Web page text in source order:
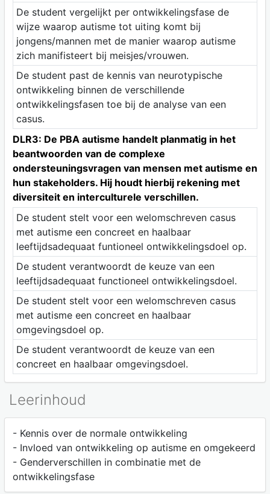
De student vergelijkt per ontwikkelingsfase de
wijze waarop autisme tot uiting komt bij
jongens/mannen met de manier waarop autisme
zich manifisteert bij meisjes/vrouwen.
De student past de kennis van neurotypische
ontwikkeling binnen de verschillende
ontwikkelingsfasen toe bij de analyse van een
casus.
DLR3: De PBA autisme handelt planmatig in het
beantwoorden van de complexe
ondersteuningsvragen van mensen met autisme en
hun stakeholders. Hij houdt hierbij rekening met
diversiteit en interculturele verschillen.
De student stelt voor een welomschreven casus
met autisme een concreet en haalbaar
leeftijdsadequaat funtioneel ontwikkelingsdoel op.
De student verantwoordt de keuze van een
leeftijdsadequaat functioneel ontwikkelingsdoel.
De student stelt voor een welomschreven casus
met autisme een concreet en haalbaar
omgevingsdoel op.
De student verantwoordt de keuze van een
concreet en haalbaar omgevingsdoel.
Leerinhoud
- Kennis over de normale ontwikkeling
- Invloed van ontwikkeling op autisme en omgekeerd
- Genderverschillen in combinatie met de
ontwikkelingsfase